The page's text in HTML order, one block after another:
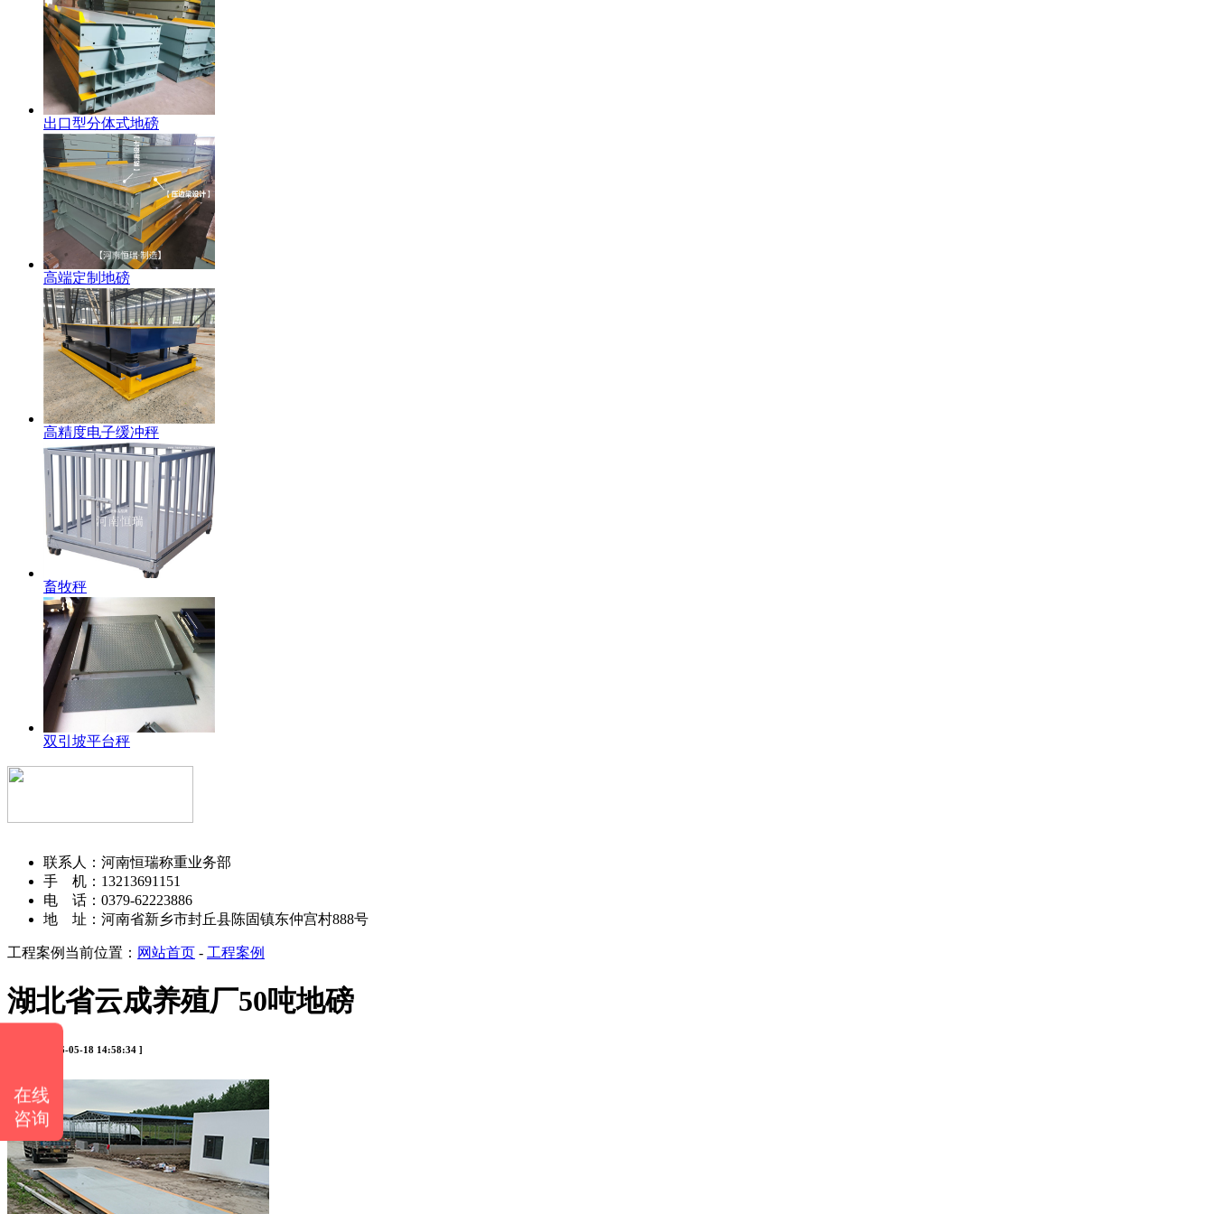
出口型分体式地磅
高端定制地磅
高精度电子缓冲秤
畜牧秤
双引坡平台秤
联系人：河南恒瑞称重业务部
手 机：13213691151
电 话：0379-62223886
地 址：河南省新乡市封丘县陈固镇东仲宫村888号
工程案例 当前位置： 网站首页 - 工程案例
湖北省云成养殖厂50吨地磅
[ 时间：2026-05-18 14:58:34 ]
在线
咨询